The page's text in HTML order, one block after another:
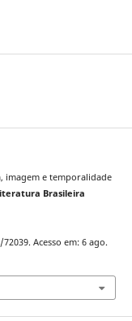
imagem e temporalidade
Brasileira
Acesso em: 6 ago.